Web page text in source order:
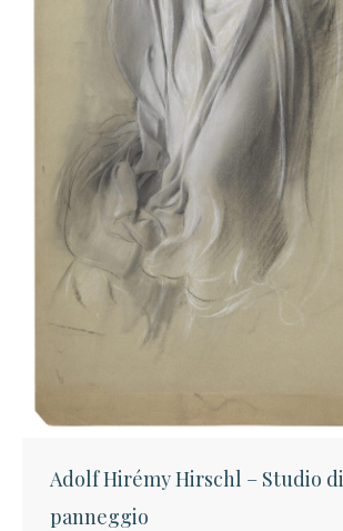
Adolf Hirémy Hirschl – Studio di
panneggio